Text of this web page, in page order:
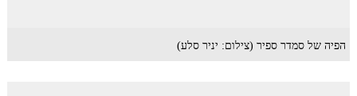
הפיה של סמדר ספיר (צילום: יניר סלע)